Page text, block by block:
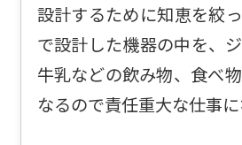
設計するために知恵を絞
で設計した機器の中を、ジ
牛乳などの飲み物、食べ
なるので責任重大な仕事に